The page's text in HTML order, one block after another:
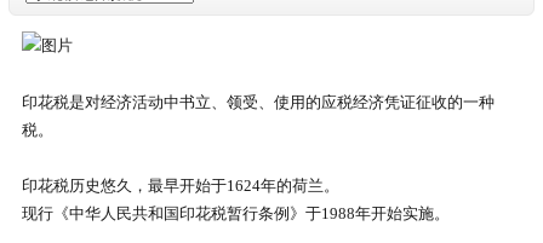
印花税是对经济活动中书立、领受、使用的应税经济凭证征收的一种
税。
印花税历史悠久，最早开始于1624年的荷兰。
现行《中华人民共和国印花税暂行条例》于1988年开始实施。